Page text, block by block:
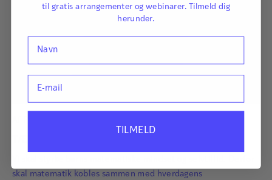
skal matematik kobles sammen med hverdagens
til gratis arrangementer og webinarer. Tilmeld dig
herunder.
Navn
E-mail
TILMELD